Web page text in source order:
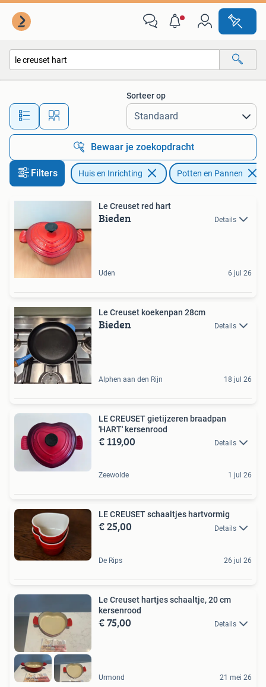
Alle afstanden…
Sorteer op
Bewaar je zoekopdracht
Filters Huis en Inrichting Potten en Pannen
Le Creuset red hart
Bieden Details
Uden 6 jul 26
Le Creuset koekenpan 28cm
Bieden Details
Alphen aan den Rijn 18 jul 26
LE CREUSET gietijzeren braadpan
'HART' kersenrood
€ 119,00 Details
Zeewolde 1 jul 26
LE CREUSET schaaltjes hartvormig
€ 25,00 Details
De Rips 26 jul 26
Le Creuset hartjes schaaltje, 20 cm
kersenrood
€ 75,00 Details
Urmond 21 mei 26